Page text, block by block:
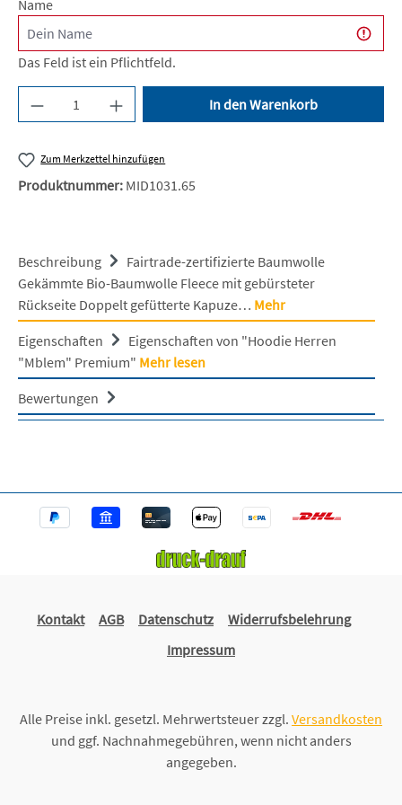
Name
Das Feld ist ein Pflichtfeld.
Produkt Anzahl: Gib den gewünschten Wert
In den Warenkorb
Zum Merkzettel hinzufügen
Produktnummer: MID1031.65
Beschreibung
Fairtrade-zertifizierte Baumwolle
Gekämmte Bio-Baumwolle Fleece mit gebürsteter
Rückseite Doppelt gefütterte Kapuze… Mehr
Eigenschaften
Eigenschaften von "Hoodie Herren
"Mblem" Premium" Mehr lesen
Bewertungen
Kontakt AGB Datenschutz
Widerrufsbelehrung
Impressum
Alle Preise inkl. gesetzl. Mehrwertsteuer zzgl. Versandkosten
und ggf. Nachnahmegebühren, wenn nicht anders
angegeben.